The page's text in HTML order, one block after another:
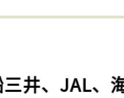
三井、JAL、